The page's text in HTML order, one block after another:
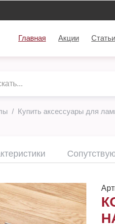
Главная Акции Статьи
Купить аксессуары для